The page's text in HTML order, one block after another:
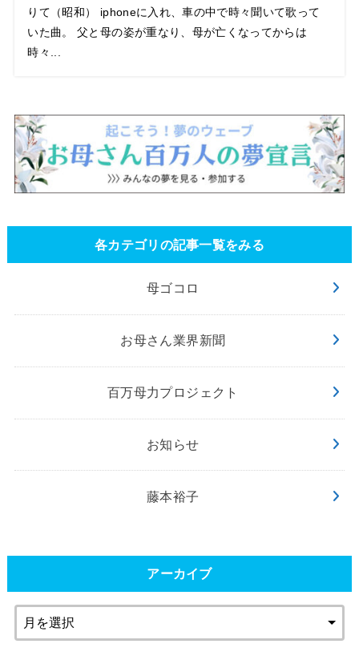
りて（昭和） iphoneに入れ、車の中で時々聞いて歌って
いた曲。 父と母の姿が重なり、母が亡くなってからは
時々...
各カテゴリの記事一覧をみる
母ゴコロ
お母さん業界新聞
百万母力プロジェクト
お知らせ
藤本裕子
アーカイブ